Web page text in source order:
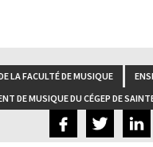
LA FACULTÉ DE MUSIQUE
DE MUSIQUE DU CÉGEP DE